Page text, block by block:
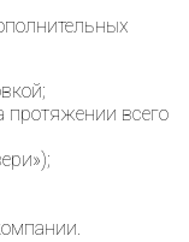
протяжении всего